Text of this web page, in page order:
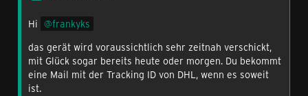
Hi
frankyks
das gerät wird voraussichtlich sehr zeitnah verschickt,
mit Glück sogar bereits heute oder morgen. Du bekommt
eine Mail mit der Tracking ID von DHL, wenn es soweit
ist.